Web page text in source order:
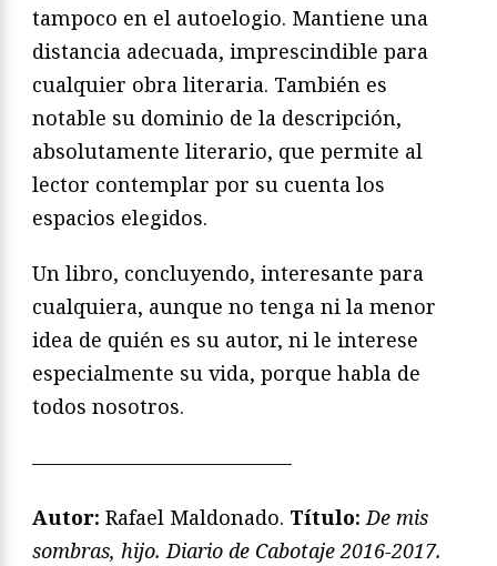
tampoco en el autoelogio. Mantiene una
distancia adecuada, imprescindible para
cualquier obra literaria. También es
notable su dominio de la descripción,
absolutamente literario, que permite al
lector contemplar por su cuenta los
espacios elegidos.
Un libro, concluyendo, interesante para
cualquiera, aunque no tenga ni la menor
idea de quién es su autor, ni le interese
especialmente su vida, porque habla de
todos nosotros.
—————————————
Autor: Rafael Maldonado. Título:De mis
sombras, hijo. Diario de Cabotaje 2016-2017.